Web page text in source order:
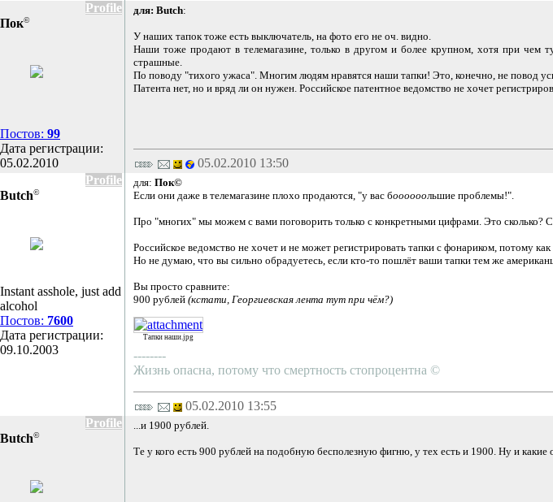
Profile
Пок©
Постов: 99
Дата регистрации:
05.02.2010
для: Butch:
У наших тапок тоже есть выключатель, на фото его не оч. видно.
Наши тоже продают в телемагазине, только в другом и более крупном, хотя при чем
страшные.
По поводу "тихого ужаса". Многим людям нравятся наши тапки! Это, конечно, не повод
Патента нет, но и вряд ли он нужен. Российское патентное ведомство не хочет
05.02.2010 13:50
Profile
Butch©
Instant asshole, just add
alcohol
Постов: 7600
Дата регистрации:
09.10.2003
для: Пок©
Если они даже в телемагазине плохо продаются, "у вас боооооольшие проблемы!".
Про "многих" мы можем с вами поговорить только с конкретными цифрами. Это сколько?
Российское ведомство не хочет и не может регистрировать тапки с фонариком, потому
Но не думаю, что вы сильно обрадуетесь, если кто-то пошлёт ваши тапки тем же
Вы просто сравните:
900 рублей (кстати, Георгиевская лента тут при чём?)
Тапки наши.jpg
--------
Жизнь опасна, потому что смертность стопроцентна ©
05.02.2010 13:55
Profile
Butch©
...и 1900 рублей.
Те у кого есть 900 рублей на подобную бесполезную фигню, у тех есть и 1900. Ну и какие